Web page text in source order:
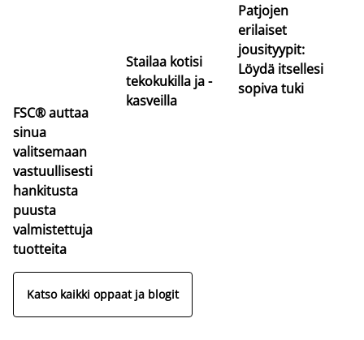
FSC® auttaa
sinua
valitsemaan
vastuullisesti
hankitusta
puusta
valmistettuja
tuotteita
Stailaa kotisi
tekokukilla ja -
kasveilla
Patjojen
erilaiset
jousityypit:
Löydä itsellesi
sopiva tuki
Katso kaikki oppaat ja blogit